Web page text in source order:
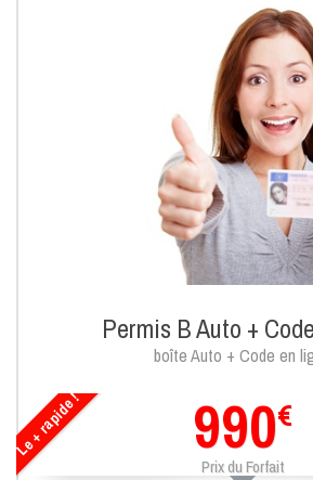
Permis B Auto +
boîte Auto + Code en
Le + rapide ! 990€
Prix du Forfait